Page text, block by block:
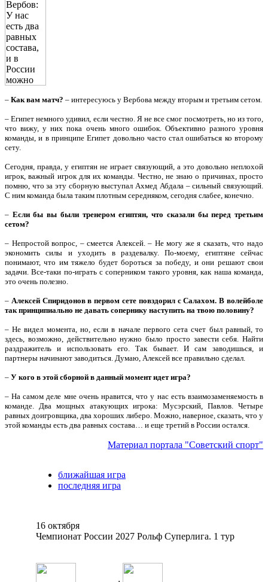
– Как вам матч? – интересуюсь у Вербова между вторым и третьим сетом.
– Египет немного удивил, если честно. Я не все смог посмотреть, но из того,
что вижу, у них пока очень много ошибок. Объективно разного уровня
команды, и в принципе Египет довольно часто стал ошибаться ко второму
сету.
Сегодня, правда, у египтян не играет связующий, а это довольно неплохой
игрок, важный игрок для их команды. Честно, не знаю о причинах, просто
помню, что за эту сборную выступал Ахмед Абдала – сильный связующий.
С ним команда была таким плотным середняком, сегодня слабее, конечно.
– Если бы вы были тренером египтян, что сказали бы перед третьим
сетом?
– Непростой вопрос, – смеется Алексей. – Не могу же я сказать, что надо
экономить силы и уходить в раздевалку. По-моему, египтяне сейчас
понимают, что им тяжело будет бороться за победу, и они решают свои
задачи. Все-таки по-играть с соперником такого уровня, как наша команда,
это очень полезно.
– Алексей Спиридонов в первом сете повздорил с Салахом. В волейболе
так принципиально не давать сопернику наступить на твою половину?
– Не видел момента, но, если в начале первого сета счет был равный, то
здесь, возможно, действительно нужно было просто завести себя. Найти
раздражитель и использовать его. Так бывает. И сам заводишься, и
партнеры начинают заводиться. Думаю, Алексей все правильно сделал.
– У кого в этой сборной в данный момент идет игра?
– На самом деле мне очень нравится, что у нас есть взаимозаменяемость в
команде. Два мощных атакующих игрока: Мусэрский, Павлов. Четыре
равных доигровщика, два хороших либеро. Можно, наверное, сказать, что у
этой команды есть два равных состава… и еще третий в России остался.
Материал портала "Советский спорт"
ближайшая игра
последняя игра
16 октября
Чемпионат России 2027 Рольф Суперлига. 1 тур